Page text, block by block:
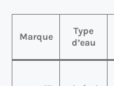
Marque
Type
d’eau